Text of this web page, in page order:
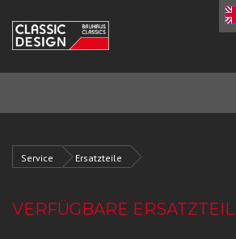
Service Ersatzteile
VERFÜGBARE